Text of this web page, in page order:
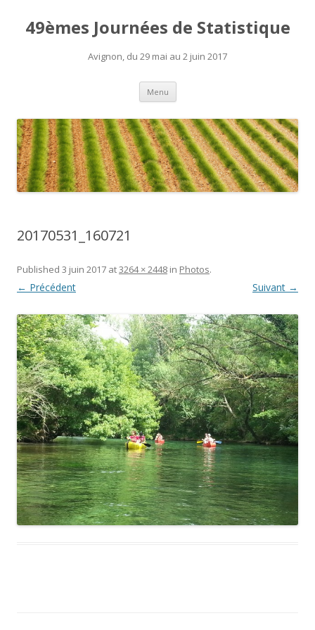
49èmes Journées de Statistique
Avignon, du 29 mai au 2 juin 2017
Menu Aller
contenu
20170531_160721
Published 3 juin 2017 at3264 × 2448 in Photos.
← Précédent Suivant →